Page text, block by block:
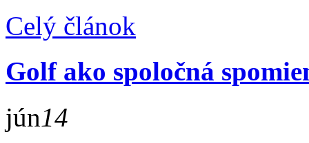
Celý článok
Golf ako spoločná
jún14